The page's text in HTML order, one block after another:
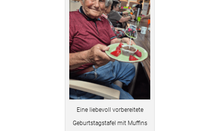
Eine liebevoll vorbereitete
Geburtstagstafel mit Muffins